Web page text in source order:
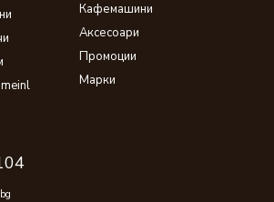
Кафемашини
Аксесоари
Промоции
Марки